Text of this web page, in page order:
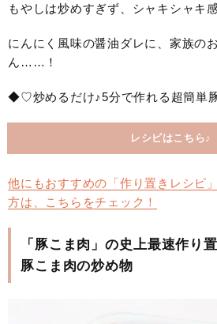
もやしは炒めすぎず、シャキシャキ
にんにく風味の醤油ダレに、家族の
ん……！
◆♡炒めるだけ♪5分で作れる超簡単
レシピはこちら♪
他にもおすすめの「作り置きレシピ
方は、こちらをチェック！
「豚こま肉」の史上最速作り
豚こま肉の炒め物